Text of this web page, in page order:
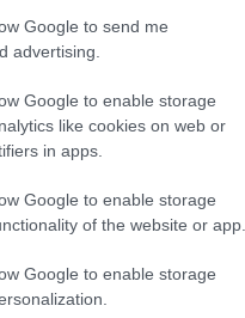
Google to send me
advertising.
Google to enable storage
like cookies on web or
in apps.
Google to enable storage
of the website or app.
Google to enable storage
mások személyiségi jogainak és
legfrissebb hírei:
keresik a szomjazó gólyát